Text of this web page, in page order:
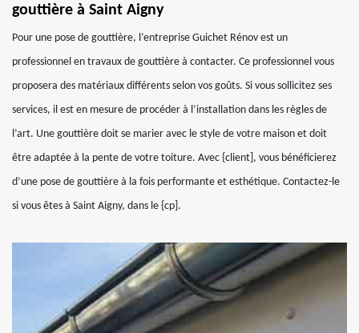
gouttière à Saint Aigny
Pour une pose de gouttière, l’entreprise Guichet Rénov est un
professionnel en travaux de gouttière à contacter. Ce professionnel vous
proposera des matériaux différents selon vos goûts. Si vous sollicitez ses
services, il est en mesure de procéder à l’installation dans les règles de
l’art. Une gouttière doit se marier avec le style de votre maison et doit
être adaptée à la pente de votre toiture. Avec {client], vous bénéficierez
d’une pose de gouttière à la fois performante et esthétique. Contactez-le
si vous êtes à Saint Aigny, dans le {cp].